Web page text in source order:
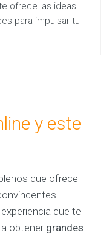
ofrece las ideas
para impulsar tu
y este
que ofrece
que te
obtener grandes